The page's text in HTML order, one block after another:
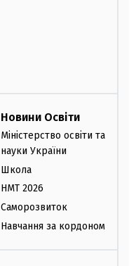
Новини Освіти
Міністерство освіти та
науки України
Школа
НМТ 2026
Саморозвиток
Навчання за кордоном